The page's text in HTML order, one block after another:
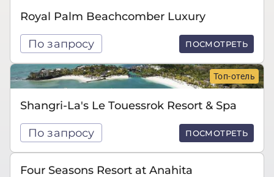
Royal Palm Beachcomber Luxury
По запросу ПОСМОТРЕТЬ
Топ-отель
Shangri-La's Le Touessrok Resort & Spa
По запросу ПОСМОТРЕТЬ
Four Seasons Resort at Anahita